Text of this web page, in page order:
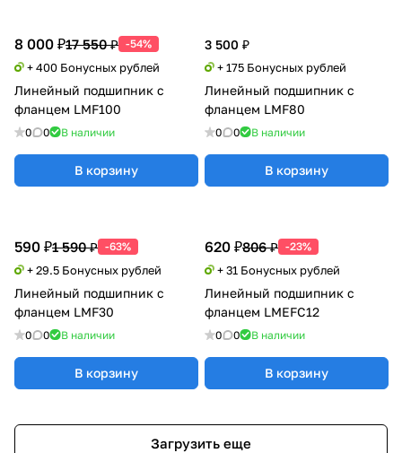
8 000 ₽17 550 ₽ -54%
+ 400 Бонусных рублей
Линейный подшипник с
фланцем LMF100
0 0 В наличии
В корзину
3 500 ₽
+ 175 Бонусных рублей
Линейный подшипник с
фланцем LMF80
0 0 В наличии
В корзину
590 ₽1 590 ₽ -63%
+ 29.5 Бонусных рублей
Линейный подшипник с
фланцем LMF30
0 0 В наличии
В корзину
620 ₽806 ₽ -23%
+ 31 Бонусных рублей
Линейный подшипник с
фланцем LMEFC12
0 0 В наличии
В корзину
Загрузить еще